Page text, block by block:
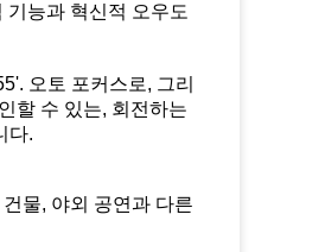
능과 혁신적 오우도
오토 포커스로, 그리
할 수 있는, 회전하는
다.
물, 야외 공연과 다른